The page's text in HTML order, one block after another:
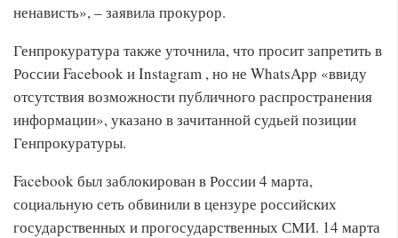
ненависть», – заявила прокурор.
Генпрокуратура также уточнила, что просит запретить в
России Facebook и Instagram , но не WhatsApp «ввиду
отсутствия возможности публичного распространения
информации», указано в зачитанной судьей позиции
Генпрокуратуры.
Facebook был заблокирован в России 4 марта,
социальную сеть обвинили в цензуре российских
государственных и прогосударственных СМИ. 14 марта